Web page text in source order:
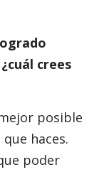
crees
posible
haces.
poder